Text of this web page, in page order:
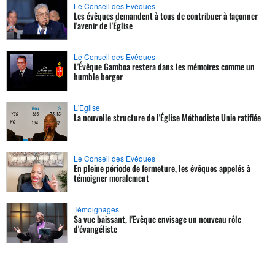
Le Conseil des Evêques
Les évêques demandent à tous de contribuer à façonner
l'avenir de l'Église
Le Conseil des Evêques
L'Évêque Gamboa restera dans les mémoires comme un
humble berger
L'Eglise
La nouvelle structure de l'Église Méthodiste Unie ratifiée
Le Conseil des Evêques
En pleine période de fermeture, les évêques appelés à
témoigner moralement
Témoignages
Sa vue baissant, l'Evêque envisage un nouveau rôle
d'évangéliste